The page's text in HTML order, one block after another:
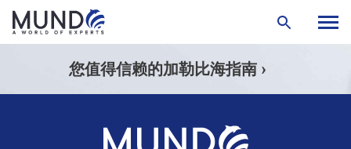
您值得信赖的加勒比海指南 ›